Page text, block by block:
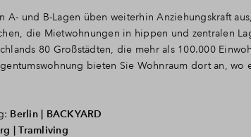
und B-Lagen üben weiterhin Anziehungskraft
die Mietwohnungen in hippen und zentralen
80 Großstädten, die mehr als 100.000
bieten Sie Wohnraum dort an, wo
Berlin | BACKYARD
| Tramliving